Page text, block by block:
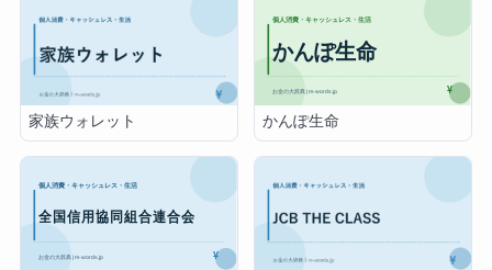
家族ウォレット かんぽ生命